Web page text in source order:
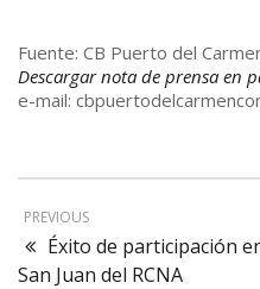
Fuente: CB Puerto del
Descargar nota de prensa en
e-mail:
PREVIOUS
Éxito de participación
San Juan del RCNA